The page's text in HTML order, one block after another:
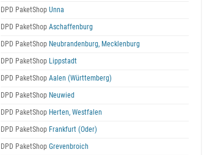
DPD PaketShop Unna
DPD PaketShop Aschaffenburg
DPD PaketShop Neubrandenburg, Mecklenburg
DPD PaketShop Lippstadt
DPD PaketShop Aalen (Württemberg)
DPD PaketShop Neuwied
DPD PaketShop Herten, Westfalen
DPD PaketShop Frankfurt (Oder)
DPD PaketShop Grevenbroich